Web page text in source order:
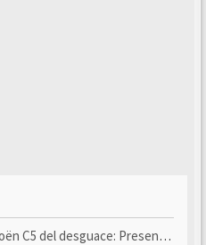
desguace: Presentación y seguimiento